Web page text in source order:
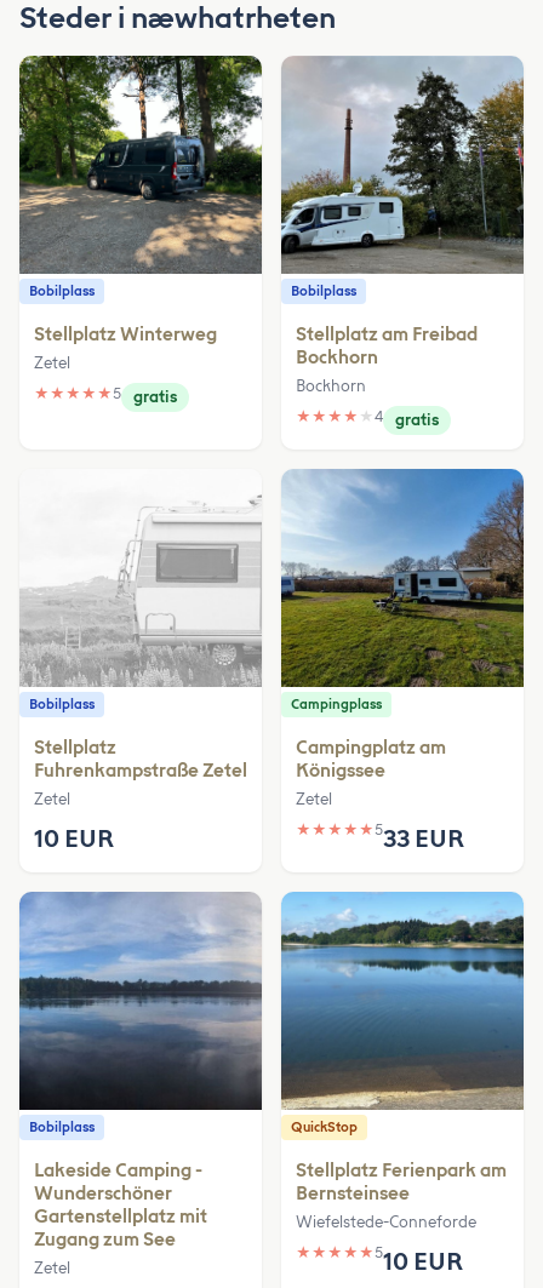
Steder i næwhatrheten
Bobilplass
Stellplatz Winterweg
Zetel
★ ★ ★ ★ ★5 gratis
Bobilplass
Stellplatz am Freibad
Bockhorn
Bockhorn
★ ★ ★ ★ ★ 4 gratis
Bobilplass
Stellplatz
Fuhrenkampstraße Zetel
Zetel
10 EUR
Campingplass
Campingplatz am
Königssee
Zetel
★ ★ ★ ★ ★533 EUR
Bobilplass
Lakeside Camping -
Wunderschöner
Gartenstellplatz mit
Zugang zum See
Zetel
QuickStop
Stellplatz Ferienpark am
Bernsteinsee
Wiefelstede-Conneforde
★ ★ ★ ★ ★510 EUR